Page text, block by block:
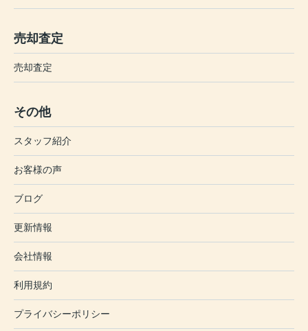
売却査定
売却査定
その他
スタッフ紹介
お客様の声
ブログ
更新情報
会社情報
利用規約
プライバシーポリシー